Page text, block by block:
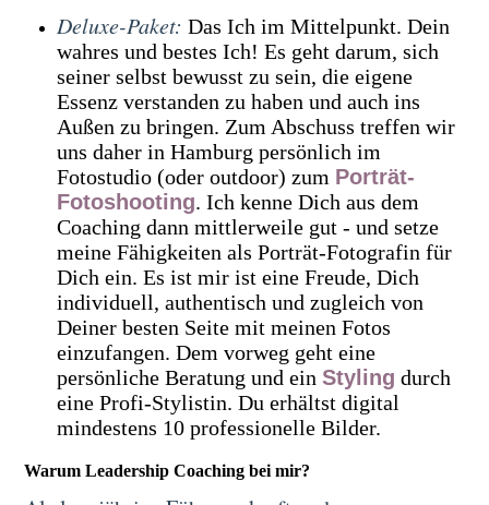
Deluxe-Paket: Das Ich im Mittelpunkt. Dein
wahres und bestes Ich! Es geht darum, sich
seiner selbst bewusst zu sein, die eigene
Essenz verstanden zu haben und auch ins
Außen zu bringen. Zum Abschuss treffen wir
uns daher in Hamburg persönlich im
Fotostudio (oder outdoor) zum Porträt-
Fotoshooting. Ich kenne Dich aus dem
Coaching dann mittlerweile gut - und setze
meine Fähigkeiten als Porträt-Fotografin für
Dich ein. Es ist mir ist eine Freude, Dich
individuell, authentisch und zugleich von
Deiner besten Seite mit meinen Fotos
einzufangen. Dem vorweg geht eine
persönliche Beratung und einStyling durch
eine Profi-Stylistin. Du erhältst digital
mindestens 10 professionelle Bilder.
Warum Leadership Coaching bei mir?